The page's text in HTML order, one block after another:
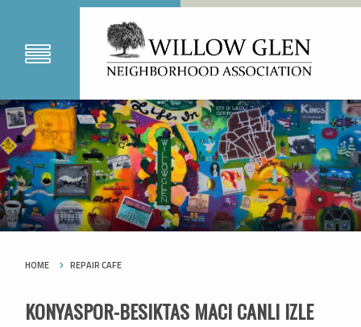
HOME REPAIR CAFE
KONYASPOR-BESIKTAS MACI CANLI IZLE